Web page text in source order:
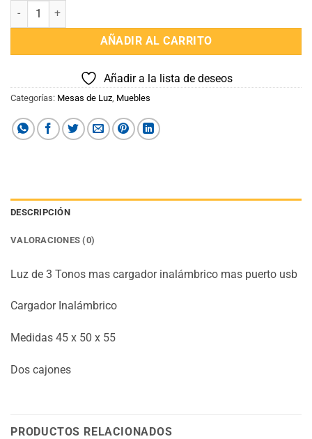
Mesa de Luz Inteligente con Luz y Cargador Linea Aron cantidad
AÑADIR AL CARRITO
Añadir a la lista de deseos
Categorías: Mesas de Luz Muebles
DESCRIPCIÓN
VALORACIONES (0)
Luz de 3 Tonos mas cargador inalámbrico mas puerto usb
Cargador Inalámbrico
Medidas 45 x 50 x 55
Dos cajones
PRODUCTOS RELACIONADOS